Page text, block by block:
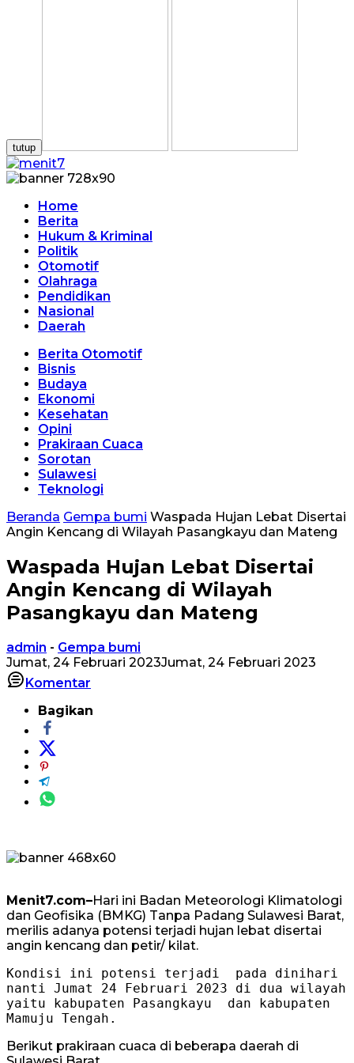
tutup
Home
Berita
Hukum & Kriminal
Politik
Otomotif
Olahraga
Pendidikan
Nasional
Daerah
Berita Otomotif
Bisnis
Budaya
Ekonomi
Kesehatan
Opini
Prakiraan Cuaca
Sorotan
Sulawesi
Teknologi
Beranda Gempa bumi Waspada Hujan Lebat Disertai
Angin Kencang di Wilayah Pasangkayu dan Mateng
Waspada Hujan Lebat Disertai
Angin Kencang di Wilayah
Pasangkayu dan Mateng
admin - Gempa bumi
Jumat, 24 Februari 2023Jumat, 24 Februari 2023
Komentar
Bagikan
Menit7.com–Hari ini Badan Meteorologi Klimatologi
dan Geofisika (BMKG) Tanpa Padang Sulawesi Barat,
merilis adanya potensi terjadi hujan lebat disertai
angin kencang dan petir/ kilat.
Kondisi ini potensi terjadi  pada dinihari
nanti Jumat 24 Februari 2023 di dua wilayah
yaitu kabupaten Pasangkayu  dan kabupaten
Mamuju Tengah.
Berikut prakiraan cuaca di beberapa daerah di